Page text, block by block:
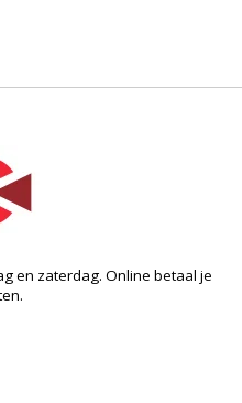
en zaterdag. Online betaal je